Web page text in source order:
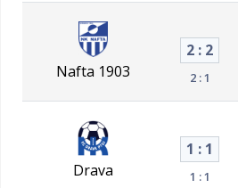
Nafta 1903
2 : 2
2 : 1
Drava
1 : 1
1 : 1